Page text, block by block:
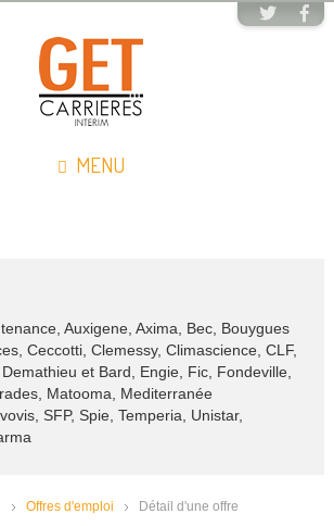
MENU
Auxigene, Axima, Bec, Bouygues
Ceccotti, Clemessy, Climascience, CLF,
et Bard, Engie, Fic, Fondeville,
Matooma, Mediterranée
SFP, Spie, Temperia, Unistar,
Offres d'emploi Détail d'une offre